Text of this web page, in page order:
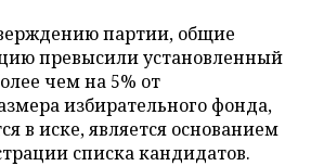
партии, общие
превысили установленный
чем на 5% от
избирательного фонда,
в иске, является основанием
списка кандидатов.